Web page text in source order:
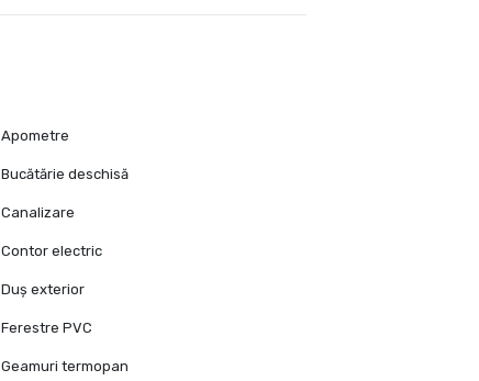
Apometre
Bucătărie deschisă
Canalizare
Contor electric
Duș exterior
Ferestre PVC
Geamuri termopan